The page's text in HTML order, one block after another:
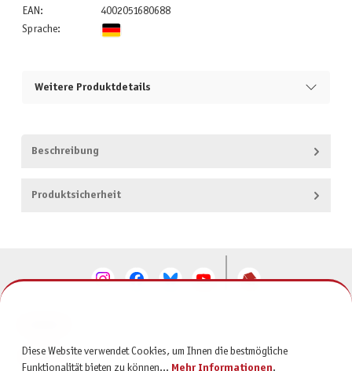
EAN:
4002051680688
Sprache:
Weitere Produktdetails
Beschreibung
Produktsicherheit
SERVICE
Diese Website verwendet Cookies, um Ihnen die bestmögliche
Funktionalität bieten zu können... Mehr Informationen.